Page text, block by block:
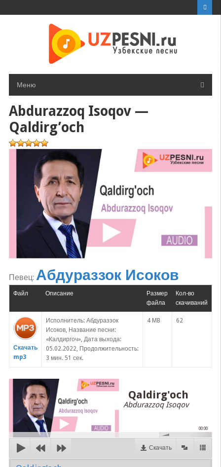
Меню
Abdurazzoq Isoqov —
Qaldirg’och
Певец: Абдураззок Исоков
Файл Описание
Размер
файла
Кол-во
скачиваний
Скачать
mp3
Исполнитель: Абдураззок
Исоков, Название песни:
«Калдиргоч», Дата выхода:
05.02.2022, Продолжительность:
3 мин. 51 сек.
4 MB 62
Qaldirg'och
Abdurazzoq Isoqov
00:00
Скачать